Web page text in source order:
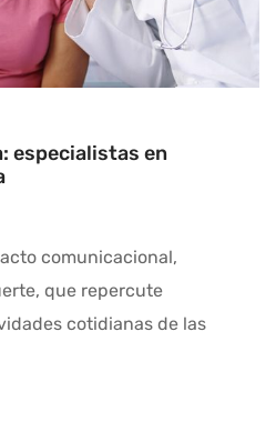
especialistas en
comunicacional,
que repercute
cotidianas de las